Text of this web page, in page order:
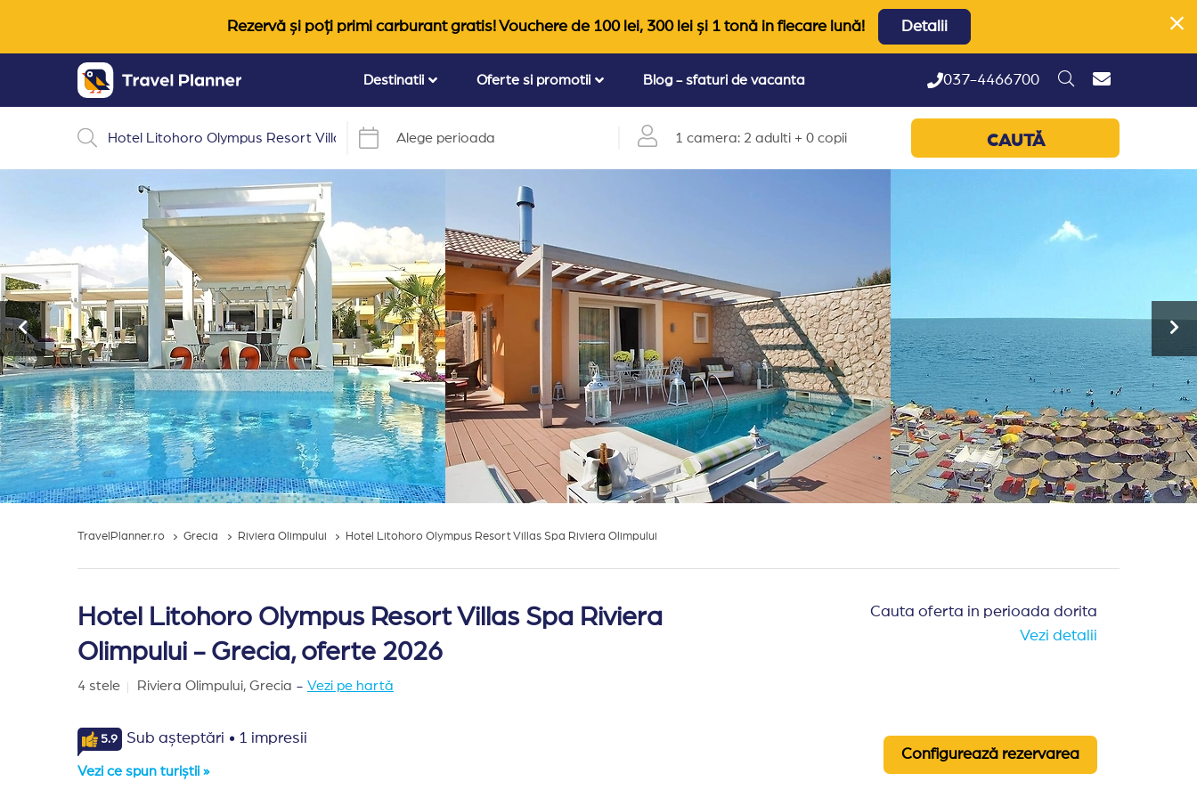
Rezervă și poți primi carburant gratis! Vouchere de 100 lei, 300 lei și 1 tonă in fiecare lună! Detalii
Destinatii Oferte si promotii Blog - sfaturi de vacanta 037-4466700
Alege perioada 1 camera: 2 adulti + 0 copii CAUTĂ
TravelPlanner.ro Grecia Riviera Olimpului Hotel Litohoro Olympus Resort Villas Spa Riviera Olimpului
Hotel Litohoro Olympus Resort Villas Spa Riviera
Olimpului - Grecia, oferte 2026
4 stele Riviera Olimpului, Grecia - Vezi pe hartă
Cauta oferta in perioada dorita
Vezi detalii
5.9 Sub așteptări · 1 impresii
Vezi ce spun turiștii »
Configurează rezervarea